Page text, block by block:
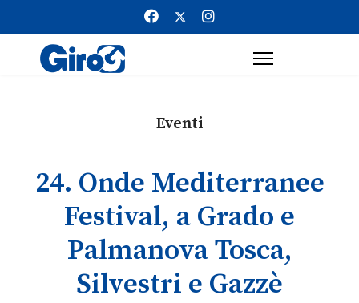
Eventi
24. Onde Mediterranee
Festival, a Grado e
Palmanova Tosca,
Silvestri e Gazzè